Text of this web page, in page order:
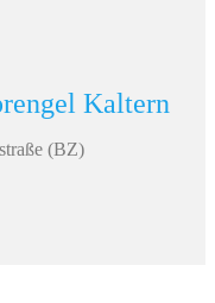
Kaltern
(BZ)